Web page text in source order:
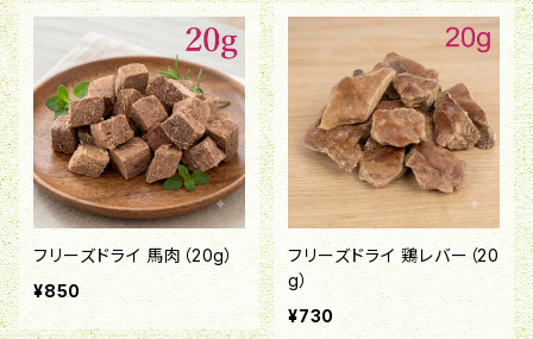
フリーズドライ 馬肉（20g）
¥850
フリーズドライ 鶏レバー（20
g）
¥730